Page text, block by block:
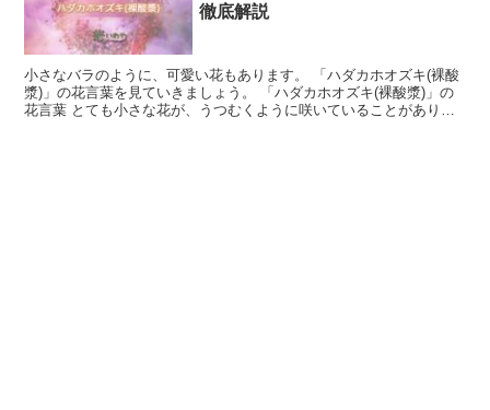
徹底解説
小さなバラのように、可愛い花もあります。 「ハダカホオズキ(裸酸
漿)」の花言葉を見ていきましょう。 「ハダカホオズキ(裸酸漿)」の
花言葉 とても小さな花が、うつむくように咲いていることがありま